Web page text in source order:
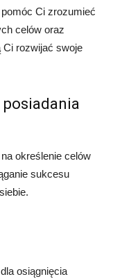
Ci zrozumieć
celów oraz
Ci rozwijać swoje
określenie celów
sukcesu
osiągnięcia